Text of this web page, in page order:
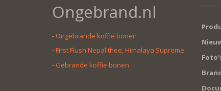
Ongebrand.nl
- Ongebrande koffie bonen
-First Flush Nepal thee, Himalaya Supreme
- Gebrande koffie bonen